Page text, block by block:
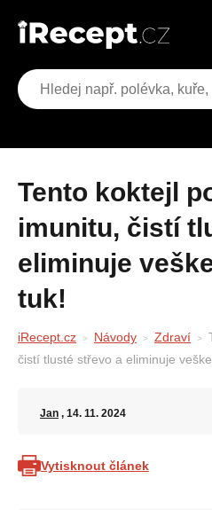
Tento koktejl posiluje
imunitu, čistí
eliminuje
tuk!
iRecept.cz Návody Zdraví
čistí tlusté střevo a eliminuje
Jan , 14. 11. 2024
Vytisknout článek